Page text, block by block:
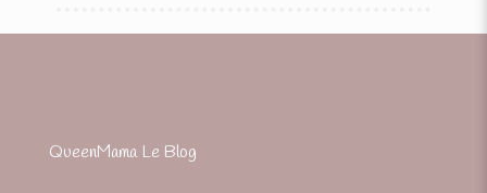
QueenMama Le Blog